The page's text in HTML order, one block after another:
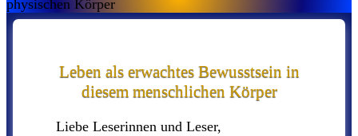
Leben als erwachtes Bewusstsein in
diesem menschlichen Körper
Liebe Leserinnen und Leser,